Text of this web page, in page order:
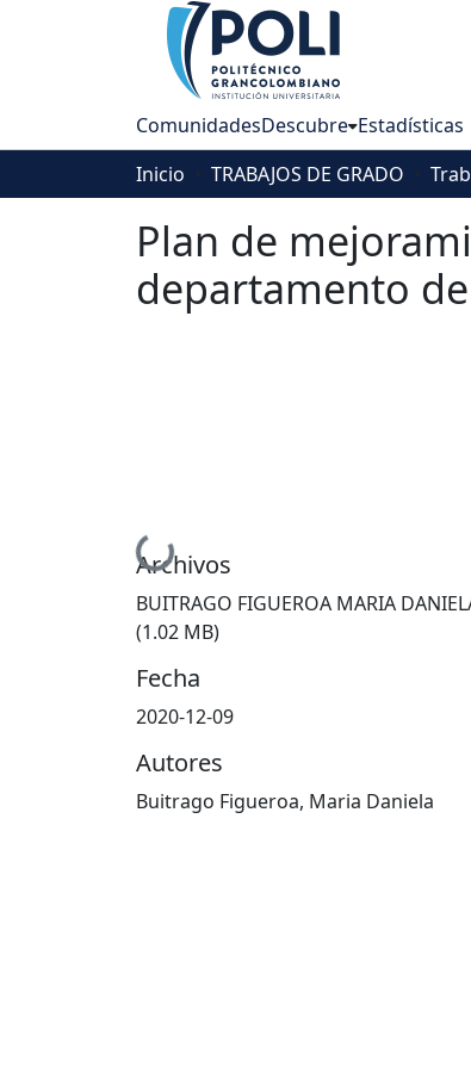
ComunidadesDescubre Estadísticas
Inicio
TRABAJOS DE GRADO
Plan de
departamento
Cargando...
Archivos
BUITRAGO FIGUEROA MARIA
(1.02 MB)
Fecha
2020-12-09
Autores
Buitrago Figueroa, Maria Daniela